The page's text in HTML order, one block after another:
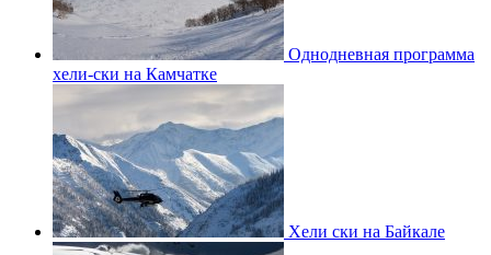
Однодневная программа
хели-ски на Камчатке
Хели ски на Байкале